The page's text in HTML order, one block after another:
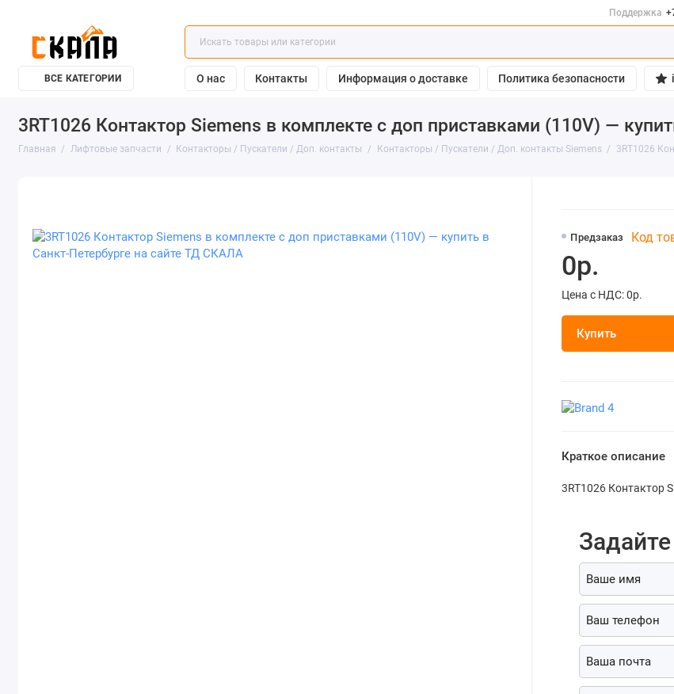
Поддержка
ВСЕ КАТЕГОРИИ О нас Контакты Информация о доставке Политика безопасности
3RT1026 Контактор Siemens в комплекте с доп приставками (110V) —
Главная Лифтовые запчасти Контакторы / Пускатели / Доп. контакты Контакторы / Пускатели / Доп. контакты Siemens 3RT1026
Предзаказ Код
0р.
Цена с НДС: 0р.
Купить
Краткое описание
3RT1026 Контактор